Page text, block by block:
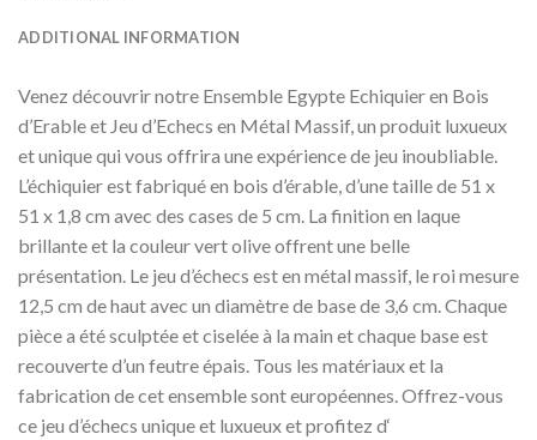
ADDITIONAL INFORMATION
Venez découvrir notre Ensemble Egypte Echiquier en Bois
d’Erable et Jeu d’Echecs en Métal Massif, un produit luxueux
et unique qui vous offrira une expérience de jeu inoubliable.
L’échiquier est fabriqué en bois d’érable, d’une taille de 51 x
51 x 1,8 cm avec des cases de 5 cm. La finition en laque
brillante et la couleur vert olive offrent une belle
présentation. Le jeu d’échecs est en métal massif, le roi mesure
12,5 cm de haut avec un diamètre de base de 3,6 cm. Chaque
pièce a été sculptée et ciselée à la main et chaque base est
recouverte d’un feutre épais. Tous les matériaux et la
fabrication de cet ensemble sont européennes. Offrez-vous
ce jeu d’échecs unique et luxueux et profitez d‘